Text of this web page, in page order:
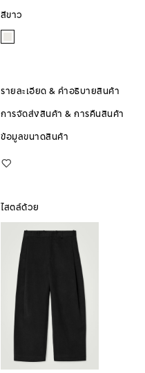
สีขาว
รายละเอียด & คำอธิบายสินค้า
การจัดส่งสินค้า & การคืนสินค้า
ข้อมูลขนาดสินค้า
ไสตล์ด้วย